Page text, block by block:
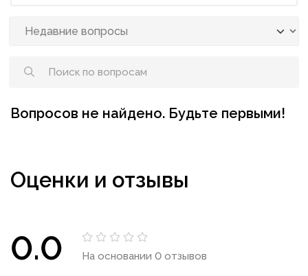
Вопросов не найдено. Будьте первыми!
Оценки и отзывы
0.0 На основании 0 отзывов